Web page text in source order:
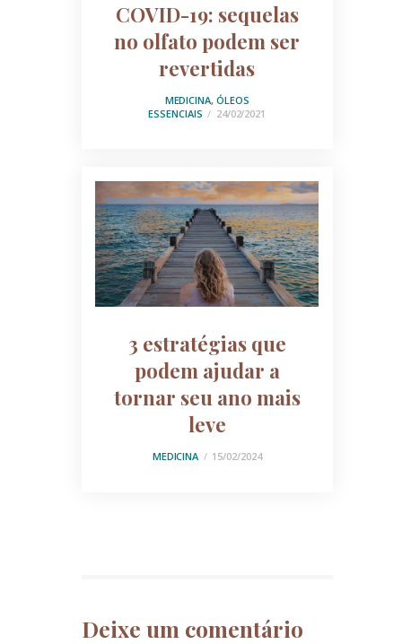
COVID-19: sequelas
no olfato podem ser
revertidas
MEDICINA,ÓLEOS
ESSENCIAIS
24/02/2021
3 estratégias que
podem ajudar a
tornar seu ano mais
leve
MEDICINA 15/02/2024
Deixe um comentário